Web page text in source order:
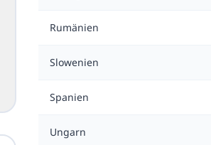
Rumänien
Slowenien
Spanien
Ungarn